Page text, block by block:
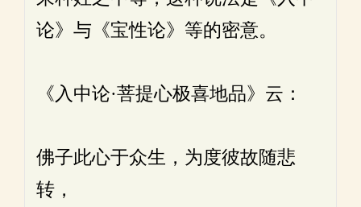
论》与《宝性论》等的密意。
《入中论·菩提心极喜地品》云：
佛子此心于众生，为度彼故随悲
转，